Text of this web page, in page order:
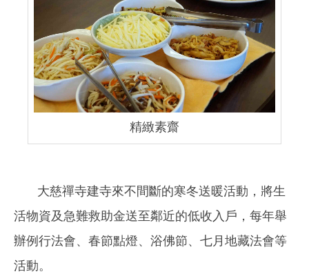
精緻素齋
大慈禪寺建寺來不間斷的寒冬送暖活動，將生
活物資及急難救助金送至鄰近的低收入戶，每年舉
辦例行法會、春節點燈、浴佛節、七月地藏法會等
活動。